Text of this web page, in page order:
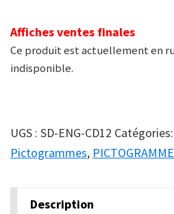
Affiches ventes finales
Ce produit est actuellement en
indisponible.
UGS : SD-ENG-CD12 Catégories:
Pictogrammes,
Description